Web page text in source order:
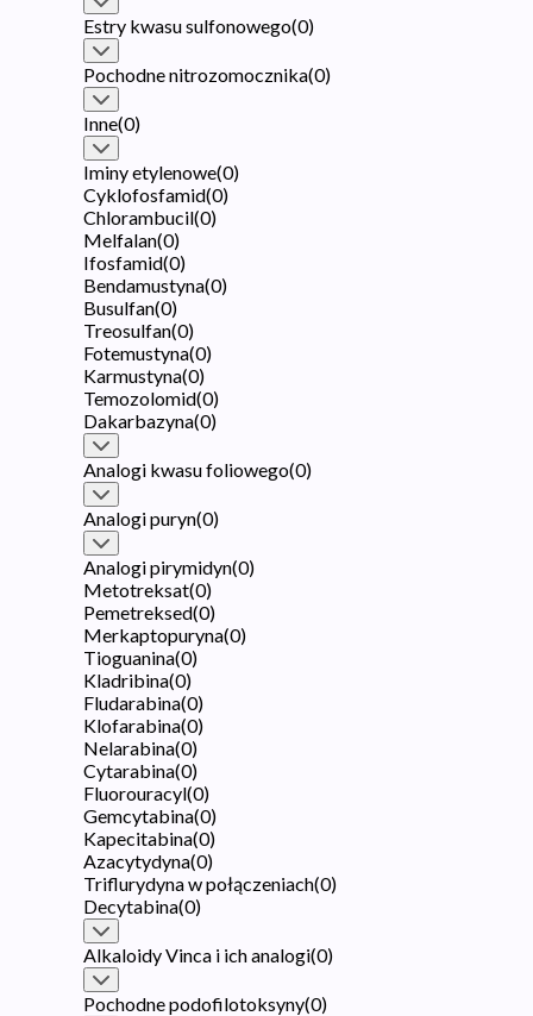
Estry kwasu sulfonowego(0)
Pochodne nitrozomocznika(0)
Inne(0)
Iminy etylenowe(0)
Cyklofosfamid(0)
Chlorambucil(0)
Melfalan(0)
Ifosfamid(0)
Bendamustyna(0)
Busulfan(0)
Treosulfan(0)
Fotemustyna(0)
Karmustyna(0)
Temozolomid(0)
Dakarbazyna(0)
Analogi kwasu foliowego(0)
Analogi puryn(0)
Analogi pirymidyn(0)
Metotreksat(0)
Pemetreksed(0)
Merkaptopuryna(0)
Tioguanina(0)
Kladribina(0)
Fludarabina(0)
Klofarabina(0)
Nelarabina(0)
Cytarabina(0)
Fluorouracyl(0)
Gemcytabina(0)
Kapecitabina(0)
Azacytydyna(0)
Triflurydyna w połączeniach(0)
Decytabina(0)
Alkaloidy Vinca i ich analogi(0)
Pochodne podofilotoksyny(0)